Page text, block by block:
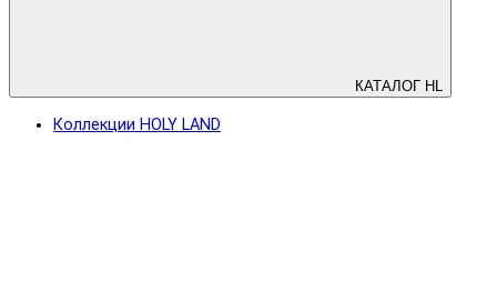
КАТАЛОГ HL
Коллекции HOLY LAND